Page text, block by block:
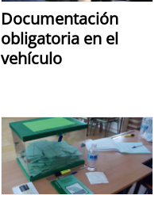
Documentación
obligatoria en el
vehículo